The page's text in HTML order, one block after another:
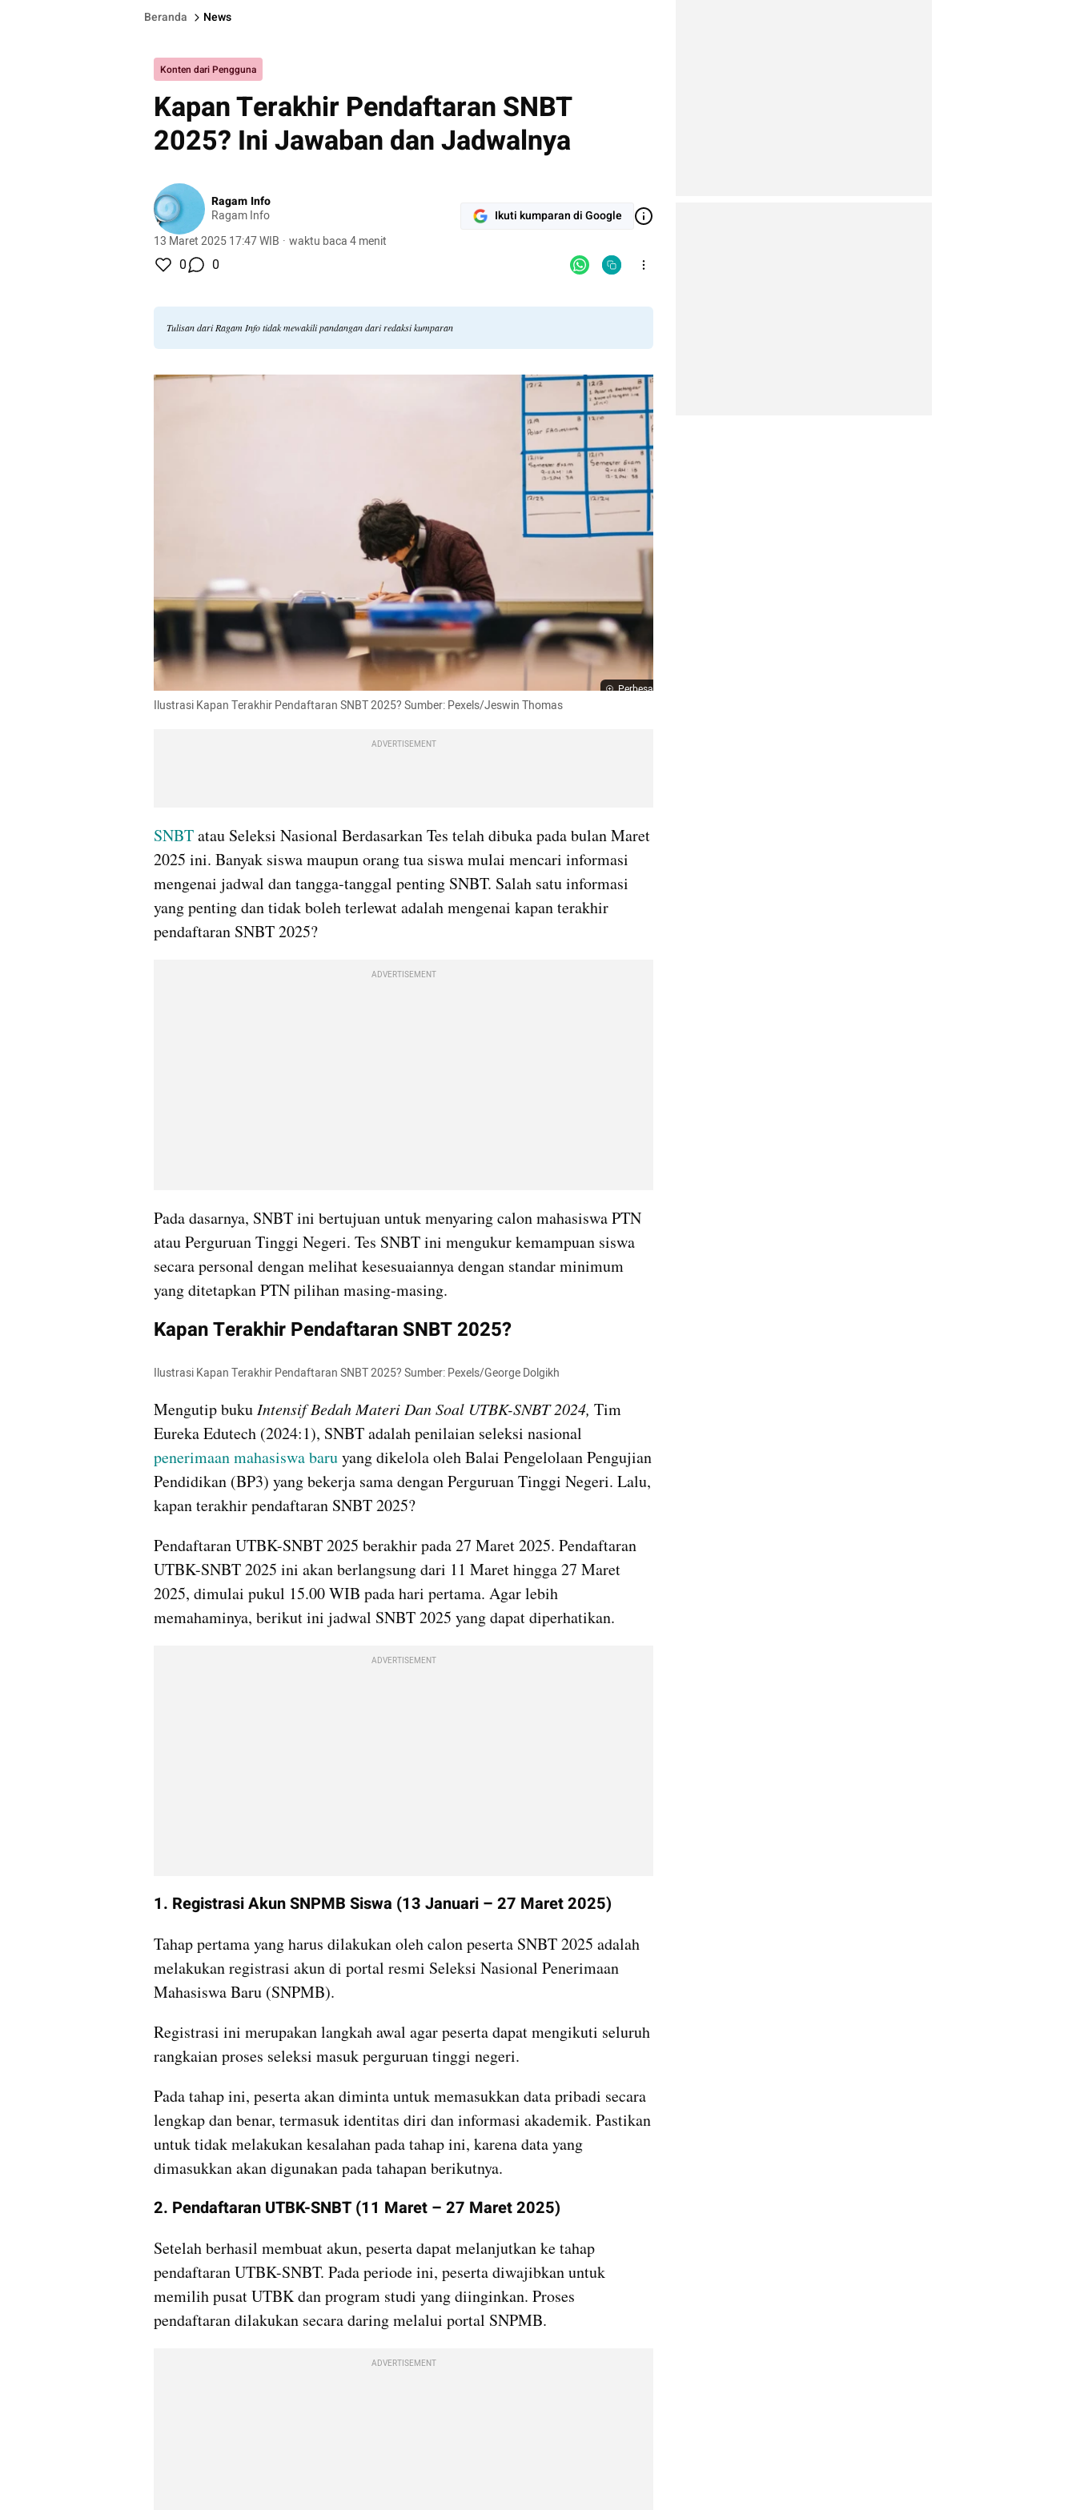
Beranda News
Konten dari Pengguna
Kapan Terakhir Pendaftaran SNBT
2025? Ini Jawaban dan Jadwalnya
Ragam Info
Ragam Info
13 Maret 2025 17:47 WIB · waktu baca 4 menit
Ikuti kumparan di Google
0 0
Tulisan dari Ragam Info tidak mewakili pandangan dari redaksi kumparan
Perbesar
Ilustrasi Kapan Terakhir Pendaftaran SNBT 2025? Sumber: Pexels/Jeswin Thomas
ADVERTISEMENT
SNBT atau Seleksi Nasional Berdasarkan Tes telah dibuka pada bulan Maret
2025 ini. Banyak siswa maupun orang tua siswa mulai mencari informasi
mengenai jadwal dan tangga-tanggal penting SNBT. Salah satu informasi
yang penting dan tidak boleh terlewat adalah mengenai kapan terakhir
pendaftaran SNBT 2025?
ADVERTISEMENT
Pada dasarnya, SNBT ini bertujuan untuk menyaring calon mahasiswa PTN
atau Perguruan Tinggi Negeri. Tes SNBT ini mengukur kemampuan siswa
secara personal dengan melihat kesesuaiannya dengan standar minimum
yang ditetapkan PTN pilihan masing-masing.
Kapan Terakhir Pendaftaran SNBT 2025?
Ilustrasi Kapan Terakhir Pendaftaran SNBT 2025? Sumber: Pexels/George Dolgikh
Mengutip buku Intensif Bedah Materi Dan Soal UTBK-SNBT 2024, Tim
penerimaan mahasiswa baru yang dikelola oleh Balai Pengelolaan Pengujian
Pendidikan (BP3) yang bekerja sama dengan Perguruan Tinggi Negeri. Lalu,
kapan terakhir pendaftaran SNBT 2025?
Pendaftaran UTBK-SNBT 2025 berakhir pada 27 Maret 2025. Pendaftaran
UTBK-SNBT 2025 ini akan berlangsung dari 11 Maret hingga 27 Maret
2025, dimulai pukul 15.00 WIB pada hari pertama. Agar lebih
memahaminya, berikut ini jadwal SNBT 2025 yang dapat diperhatikan.
ADVERTISEMENT
1. Registrasi Akun SNPMB Siswa (13 Januari – 27 Maret 2025)
Tahap pertama yang harus dilakukan oleh calon peserta SNBT 2025 adalah
melakukan registrasi akun di portal resmi Seleksi Nasional Penerimaan
Mahasiswa Baru (SNPMB).
Registrasi ini merupakan langkah awal agar peserta dapat mengikuti seluruh
rangkaian proses seleksi masuk perguruan tinggi negeri.
Pada tahap ini, peserta akan diminta untuk memasukkan data pribadi secara
lengkap dan benar, termasuk identitas diri dan informasi akademik. Pastikan
untuk tidak melakukan kesalahan pada tahap ini, karena data yang
dimasukkan akan digunakan pada tahapan berikutnya.
2. Pendaftaran UTBK-SNBT (11 Maret – 27 Maret 2025)
Setelah berhasil membuat akun, peserta dapat melanjutkan ke tahap
pendaftaran UTBK-SNBT. Pada periode ini, peserta diwajibkan untuk
memilih pusat UTBK dan program studi yang diinginkan. Proses
pendaftaran dilakukan secara daring melalui portal SNPMB.
ADVERTISEMENT